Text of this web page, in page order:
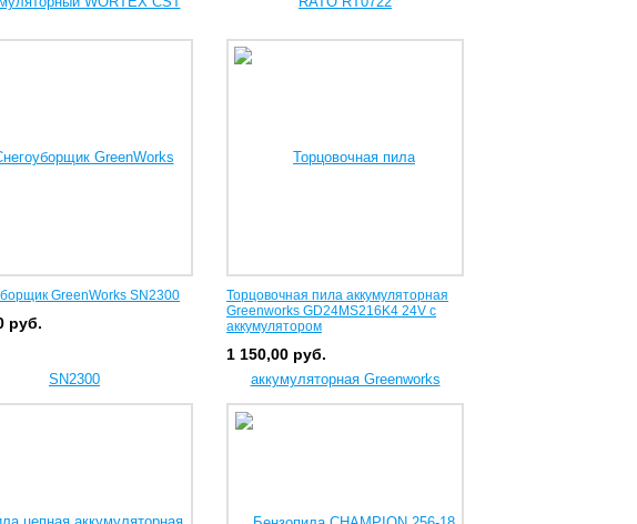
GreenWorks SN2300
руб.
Торцовочная пила аккумуляторная
Greenworks GD24MS216K4 24V с
аккумулятором
1 150,00 руб.